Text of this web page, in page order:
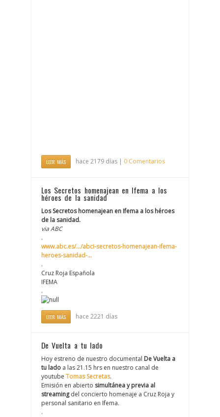
LEER MÁS hace 2179 días | 0 Comentarios
Los Secretos homenajean en Ifema a los
héroes de la sanidad
Los Secretos homenajean en Ifema a los héroes
de la sanidad.
via ABC
.
www.abc.es/…/abci-secretos-homenajean-ifema-
heroes-sanidad-…
.
Cruz Roja Española
IFEMA
.
LEER MÁS hace 2221 días
De Vuelta a tu lado
Hoy estreno de nuestro documental De Vuelta a
tu lado a las 21.15 hrs en nuestro canal de
youtube Tomas Secretas.
Emisión en abierto simultánea y previa al
streamingdel concierto homenaje a Cruz Roja y
personal sanitario en Ifema.
.